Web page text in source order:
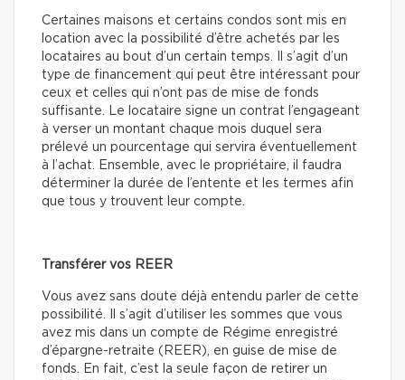
Certaines maisons et certains condos sont mis en
location avec la possibilité d’être achetés par les
locataires au bout d’un certain temps. Il s’agit d’un
type de financement qui peut être intéressant pour
ceux et celles qui n’ont pas de mise de fonds
suffisante. Le locataire signe un contrat l’engageant
à verser un montant chaque mois duquel sera
prélevé un pourcentage qui servira éventuellement
à l’achat. Ensemble, avec le propriétaire, il faudra
déterminer la durée de l’entente et les termes afin
que tous y trouvent leur compte.
Transférer vos REER
Vous avez sans doute déjà entendu parler de cette
possibilité. Il s’agit d’utiliser les sommes que vous
avez mis dans un compte de Régime enregistré
d’épargne-retraite (REER), en guise de mise de
fonds. En fait, c’est la seule façon de retirer un